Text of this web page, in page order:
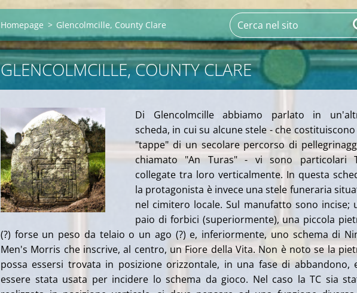
Homepage > Glencolmcille, County Clare
GLENCOLMCILLE, COUNTY CLARE
Di Glencolmcille abbiamo parlato in
scheda, in cui su alcune stele - che costituiscono
"tappe" di un secolare percorso di
chiamato "An Turas" - vi sono particolari
collegate tra loro verticalmente. In questa
la protagonista è invece una stele funeraria
nel cimitero locale. Sul manufatto sono incise;
paio di forbici (superiormente), una piccola
(?) forse un peso da telaio o un ago (?) e, inferiormente, uno schema di
Men's Morris che inscrive, al centro, un Fiore della Vita. Non è noto se la
possa essersi trovata in posizione orizzontale, in una fase di abbandono,
essere stata usata per incidere lo schema da gioco. Nel caso la TC sia